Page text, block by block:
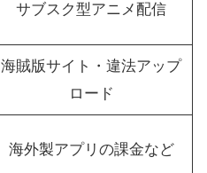
サブスク型アニメ配信
海賊版サイト・違法アップ
ロード
海外製アプリの課金など